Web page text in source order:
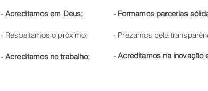
- Acreditamos em Deus;
- Respeitamos o próximo;
- Acreditamos no trabalho;
- Formamos parcerias
- Prezamos pela
- Acreditamos na inovação